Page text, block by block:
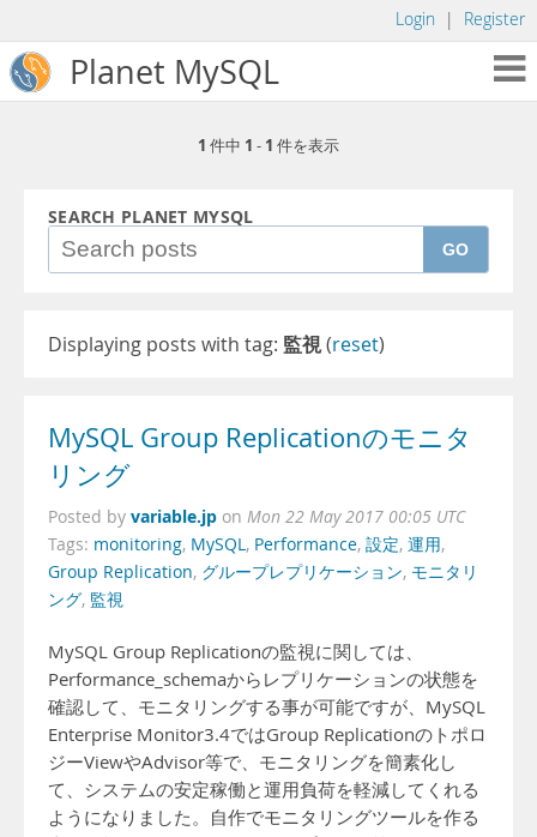
Login | Register
Planet MySQL
1 件中 1 - 1 件を表示
SEARCH PLANET MYSQL
GO
Displaying posts with tag: 監視(reset)
MySQL Group Replicationのモニタ
リング
Posted by variable.jp on Mon 22 May 2017 00:05 UTC
Tags: monitoring, MySQL, Performance, 設定, 運用,
Group Replication, グループレプリケーション, モニタリ
ング, 監視
MySQL Group Replicationの監視に関しては、
Performance_schemaからレプリケーションの状態を
確認して、モニタリングする事が可能ですが、MySQL
Enterprise Monitor3.4ではGroup Replicationのトポロ
ジーViewやAdvisor等で、モニタリングを簡素化し
て、システムの安定稼働と運用負荷を軽減してくれる
ようになりました。自作でモニタリングツールを作る